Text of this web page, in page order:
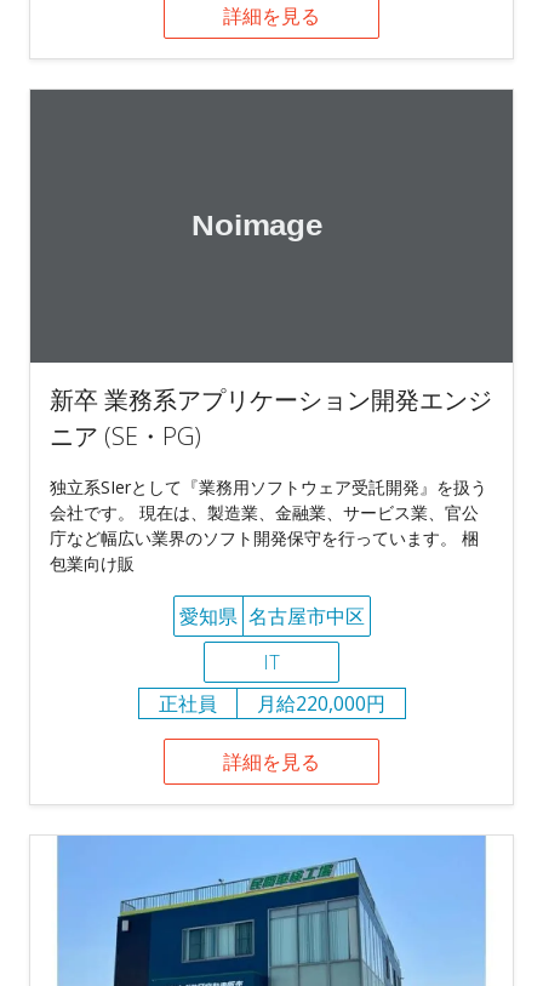
詳細を見る
新卒 業務系アプリケーション開発エンジ
ニア (SE・PG)
独立系SIerとして『業務用ソフトウェア受託開発』を扱う
会社です。 現在は、製造業、金融業、サービス業、官公
庁など幅広い業界のソフト開発保守を行っています。 梱
包業向け販
愛知県 名古屋市中区
IT
正社員
月給220,000円
詳細を見る